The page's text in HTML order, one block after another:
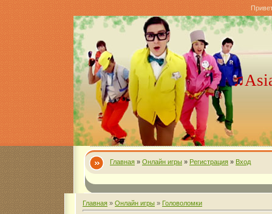
Главная » Онлайн игры » Регистрация » Вход
Главная » Онлайн игры » Головоломки